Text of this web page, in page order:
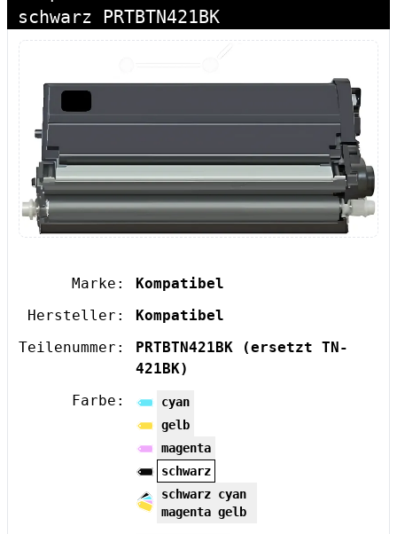
schwarz PRTBTN421BK
Marke:
Kompatibel
Hersteller:
Kompatibel
Teilenummer:
PRTBTN421BK
(ersetzt TN-
421BK)
Farbe:
cyan
gelb
magenta
schwarz
schwarz cyan
magenta gelb